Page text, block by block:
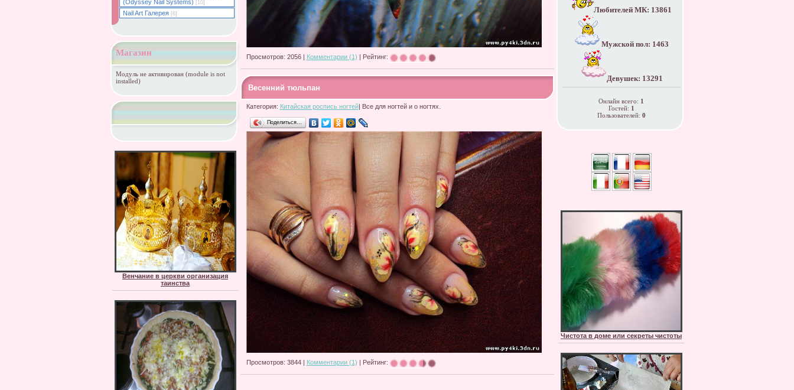
Просмотров: 2056 | Комментарии (1) | Рейтинг:
Весенний тюльпан
Категория: Китайская роспись ногтей| Все для ногтей и о ногтях.
Поделиться…
Просмотров: 3844 | Комментарии (1) | Рейтинг:
Любителей МК: 13861
Мужской пол: 1463
Девушек: 13291
Онлайн всего: 1
Гостей: 1
Пользователей: 0
Чистота в доме или секреты чистоты
(Odyssey Nail Systems)
[10]
Nail Art Галерея [6]
Магазин
Модуль не активирован (module is not
installed)
Венчание в церкви организация
таинства